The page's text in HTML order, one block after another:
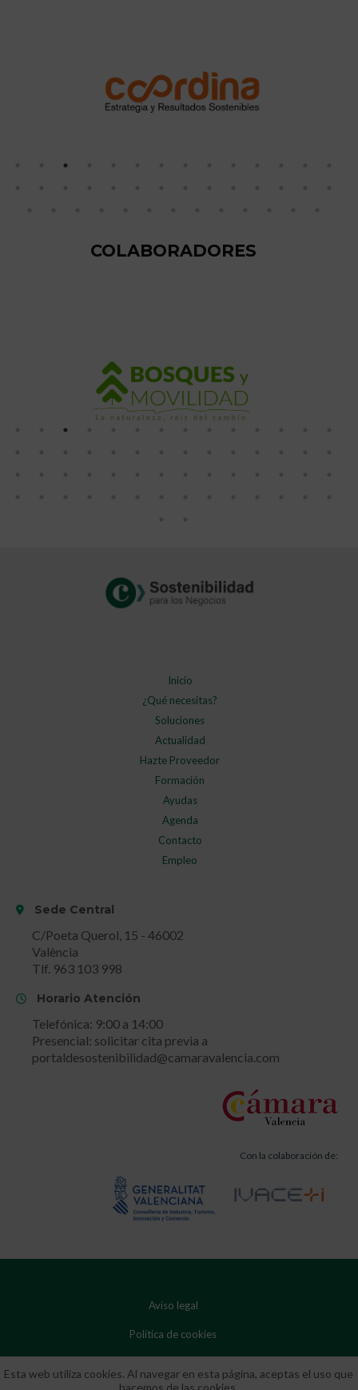
COLABORADORES
Inicio
¿Qué necesitas?
Soluciones
Actualidad
Hazte Proveedor
Formación
Ayudas
Agenda
Contacto
Empleo
Sede Central
C/Poeta Querol, 15 - 46002
València
Tlf. 963 103 998
Horario Atención
Telefónica: 9:00 a 14:00
Presencial: solicitar cita previa a
portaldesostenibilidad@camaravalencia.com
Con la colaboración de:
Aviso legal
Política de cookies
Esta web utiliza cookies. Al navegar en esta página, aceptas el uso que
hacemos de las cookies.